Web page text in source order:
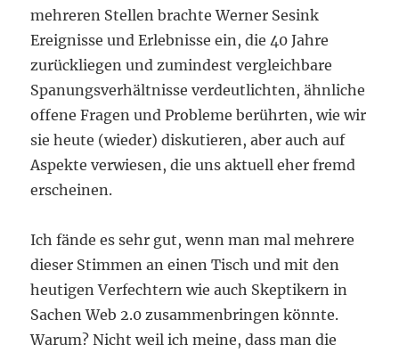
mehreren Stellen brachte Werner Sesink
Ereignisse und Erlebnisse ein, die 40 Jahre
zurückliegen und zumindest vergleichbare
Spanungsverhältnisse verdeutlichten, ähnliche
offene Fragen und Probleme berührten, wie wir
sie heute (wieder) diskutieren, aber auch auf
Aspekte verwiesen, die uns aktuell eher fremd
erscheinen.
Ich fände es sehr gut, wenn man mal mehrere
dieser Stimmen an einen Tisch und mit den
heutigen Verfechtern wie auch Skeptikern in
Sachen Web 2.0 zusammenbringen könnte.
Warum? Nicht weil ich meine, dass man die